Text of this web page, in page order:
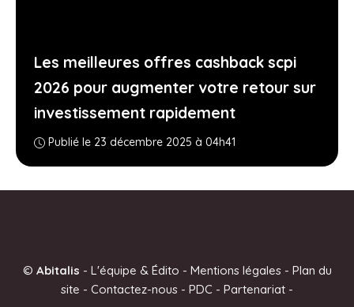
Les meilleures offres cashback scpi
2026 pour augmenter votre retour sur
investissement rapidement
Publié le 23 décembre 2025 à 04h41
© Abitalis - L'équipe & Édito - Mentions légales- Plan du
site - Contactez-nous - PDC - Partenariat -